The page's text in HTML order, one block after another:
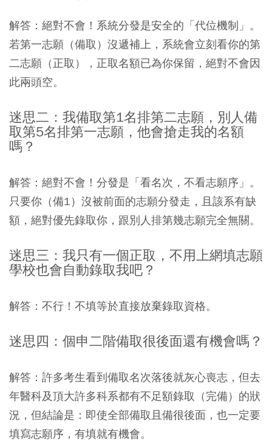
解答：絕對不會！系統分發是安全的「代位機制」。
若第一志願（備取）沒遞補上，系統會立刻看你的第
二志願（正取），正取名額已為你保留，絕對不會因
此兩頭空。
迷思二：我備取第1名排第二志願，別人備
取第5名排第一志願，他會搶走我的名額
嗎？
解答：絕對不會！分發是「看名次，不看志願序」。
只要你（備1）沒被前面的志願分發走，且該系有缺
額，絕對優先錄取你，跟別人排第幾志願完全無關。
迷思三：我只有一個正取，不用上網填志願
學校也會自動錄取我吧？
解答：不行！不填等於直接放棄錄取資格。
迷思四：個申二階備取很後面還有機會嗎？
解答：許多考生看到備取名次落後就灰心喪志，但去
年醫科及頂大許多科系都有不足額錄取（完備）的狀
況，但結論是：即使全部備取且備很後面，也一定要
填寫志願序，有填就有機會。